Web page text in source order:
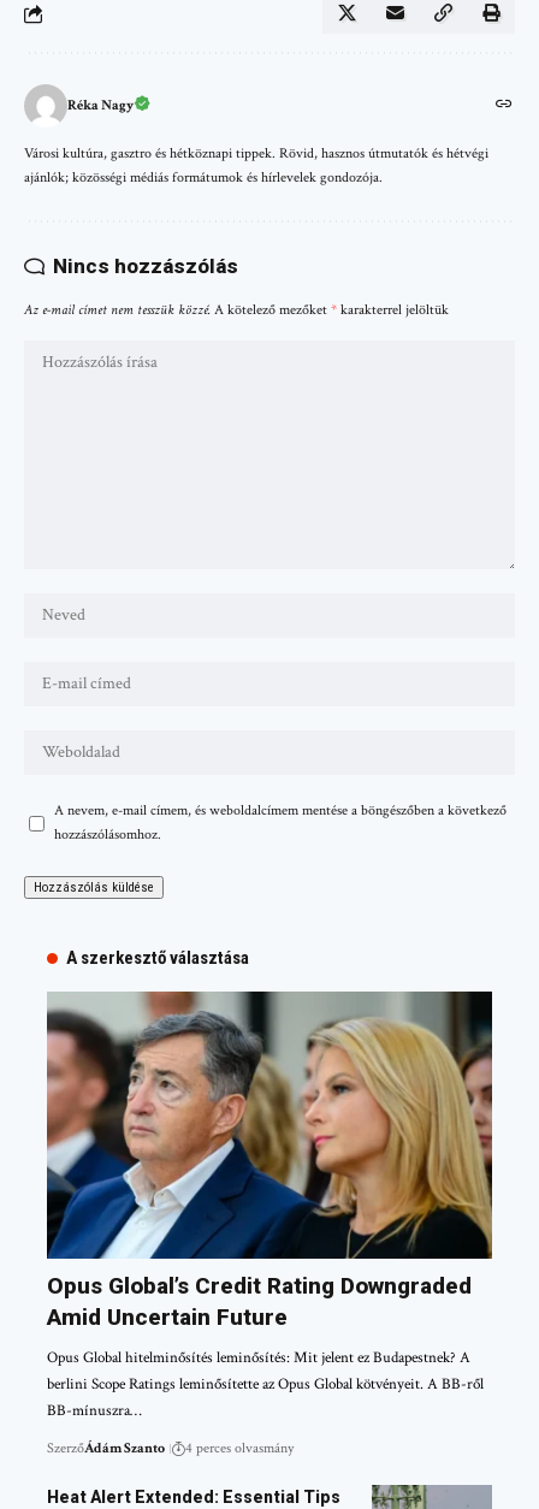
Réka Nagy
Városi kultúra, gasztro és hétköznapi tippek. Rövid, hasznos útmutatók és hétvégi
ajánlók; közösségi médiás formátumok és hírlevelek gondozója.
Nincs hozzászólás
Az e-mail címet nem tesszük közzé. A kötelező mezőket * karakterrel jelöltük
A nevem, e-mail címem, és weboldalcímem mentése a böngészőben a következő
hozzászólásomhoz.
A szerkesztő választása
Opus Global’s Credit Rating Downgraded
Amid Uncertain Future
Opus Global hitelminősítés leminősítés: Mit jelent ez Budapestnek? A
berlini Scope Ratings leminősítette az Opus Global kötvényeit. A BB-ről
BB-mínuszra…
SzerzőÁdám Szanto 4 perces olvasmány
Heat Alert Extended: Essential Tips